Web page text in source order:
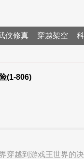
侠修真 穿越架空
(1-806)
穿越到游戏王世界的决